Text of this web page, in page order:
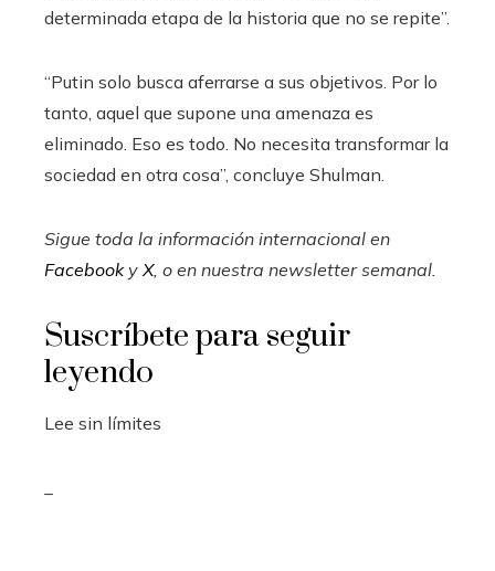
determinada etapa de la historia que no se repite”.
“Putin solo busca aferrarse a sus objetivos. Por lo
tanto, aquel que supone una amenaza es
eliminado. Eso es todo. No necesita transformar la
sociedad en otra cosa”, concluye Shulman.
Sigue toda la información internacional en
FacebookyX, o en nuestra newsletter semanal.
Suscríbete para seguir
leyendo
Lee sin límites